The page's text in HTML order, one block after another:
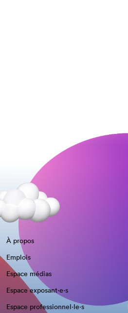
À propos
Emplois
Espace médias
Espace exposant·e⋅s
Espace professionnel·le⋅s